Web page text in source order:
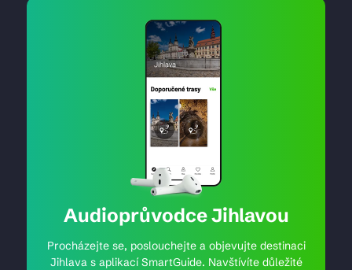
Audioprůvodce Jihlavou
Procházejte se, poslouchejte a objevujte destinaci
Jihlava s aplikací SmartGuide. Navštívíte důležité